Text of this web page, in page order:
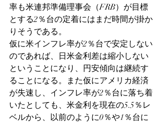
率も米連邦準備理事会（FRB）が目標
とする2％台の定着にはまだ時間が掛か
りそうである。
仮に米インフレ率が2％台で安定しない
のであれば、日米金利差は縮小しない
ということになり、円安傾向は継続す
ることになる。また仮にアメリカ経済
が失速し、インフレ率が2％台に落ち着
いたとしても、米金利を現在の5.5％レ
ベルから、以前のように0％や1％台に